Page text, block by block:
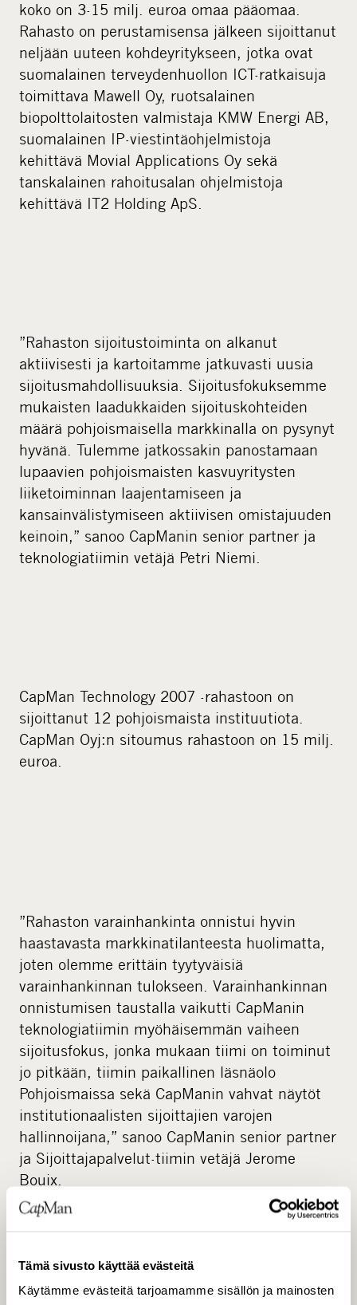
Tämä sivusto käyttää evästeitä
Käytämme evästeitä tarjoamamme sisällön ja mainosten
koko on 3-15 milj. euroa omaa pääomaa.
Rahasto on perustamisensa jälkeen sijoittanut
neljään uuteen kohdeyritykseen, jotka ovat
suomalainen terveydenhuollon ICT-ratkaisuja
toimittava Mawell Oy, ruotsalainen
biopolttolaitosten valmistaja KMW Energi AB,
suomalainen IP-viestintäohjelmistoja
kehittävä Movial Applications Oy sekä
tanskalainen rahoitusalan ohjelmistoja
kehittävä IT2 Holding ApS.
”Rahaston sijoitustoiminta on alkanut
aktiivisesti ja kartoitamme jatkuvasti uusia
sijoitusmahdollisuuksia. Sijoitusfokuksemme
mukaisten laadukkaiden sijoituskohteiden
määrä pohjoismaisella markkinalla on pysynyt
hyvänä. Tulemme jatkossakin panostamaan
lupaavien pohjoismaisten kasvuyritysten
liiketoiminnan laajentamiseen ja
kansainvälistymiseen aktiivisen omistajuuden
keinoin,” sanoo CapManin senior partner ja
teknologiatiimin vetäjä Petri Niemi.
CapMan Technology 2007 -rahastoon on
sijoittanut 12 pohjoismaista instituutiota.
CapMan Oyj:n sitoumus rahastoon on 15 milj.
euroa.
”Rahaston varainhankinta onnistui hyvin
haastavasta markkinatilanteesta huolimatta,
joten olemme erittäin tyytyväisiä
varainhankinnan tulokseen. Varainhankinnan
onnistumisen taustalla vaikutti CapManin
teknologiatiimin myöhäisemmän vaiheen
sijoitusfokus, jonka mukaan tiimi on toiminut
jo pitkään, tiimin paikallinen läsnäolo
Pohjoismaissa sekä CapManin vahvat näytöt
institutionaalisten sijoittajien varojen
hallinnoijana,” sanoo CapManin senior partner
ja Sijoittajapalvelut-tiimin vetäjä Jerome
Bouix.